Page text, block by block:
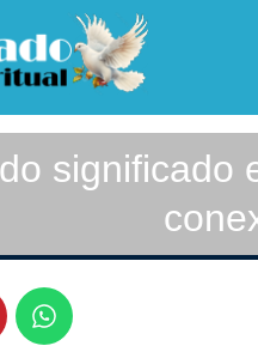
significado